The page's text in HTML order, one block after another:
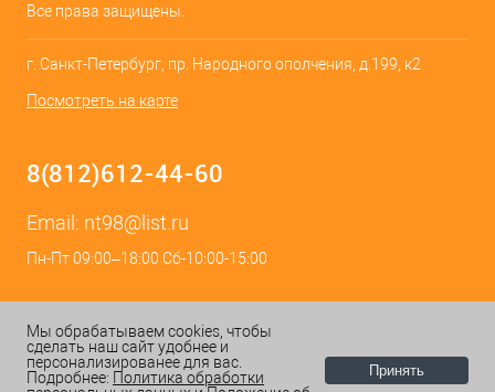
Все права защищены.
г. Санкт-Петербург, пр. Народного ополчения, д.199, к2
Посмотреть на карте
8(812)612-44-60
Email: nt98@list.ru
Пн-Пт 09:00–18:00 Сб-10:00-15:00
Мы обрабатываем cookies, чтобы
сделать наш сайт удобнее и
персонализированее для вас.
Подробнее: Политика обработки
Принять